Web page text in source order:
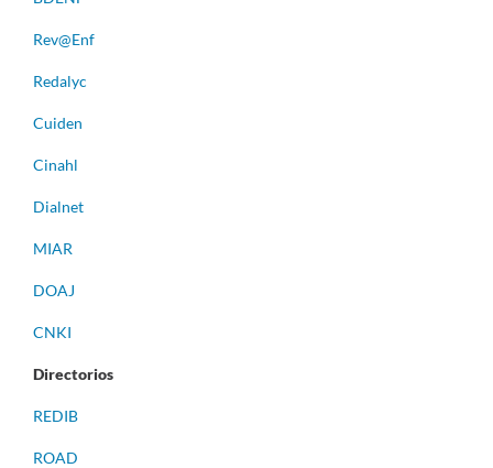
Rev@Enf
Redalyc
Cuiden
Cinahl
Dialnet
MIAR
DOAJ
CNKI
Directorios
REDIB
ROAD